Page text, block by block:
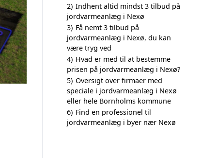
2) Indhent altid mindst 3 tilbud på
jordvarmeanlæg i Nexø
3) Få nemt 3 tilbud på
jordvarmeanlæg i Nexø, du kan
være tryg ved
4) Hvad er med til at bestemme
prisen på jordvarmeanlæg i Nexø?
5) Oversigt over firmaer med
speciale i jordvarmeanlæg i Nexø
eller hele Bornholms kommune
6) Find en professionel til
jordvarmeanlæg i byer nær Nexø